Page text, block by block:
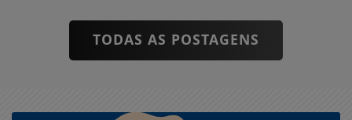
TODAS AS POSTAGENS